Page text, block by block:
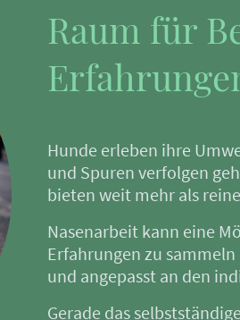
Raum für
Hunde erleben ihre
und Spuren verfolgen
bieten weit mehr als
Nasenarbeit kann eine
Erfahrungen zu
und angepasst an den
Gerade das